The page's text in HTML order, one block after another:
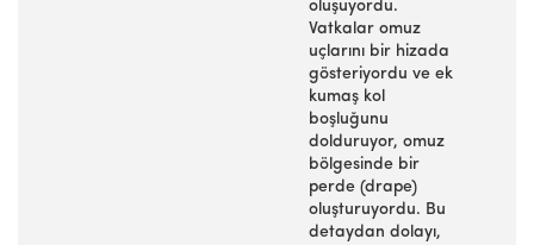
oluşuyordu.
Vatkalar omuz
uçlarını bir hizada
gösteriyordu ve ek
kumaş kol
boşluğunu
dolduruyor, omuz
bölgesinde bir
perde (drape)
oluşturuyordu. Bu
detaydan dolayı,